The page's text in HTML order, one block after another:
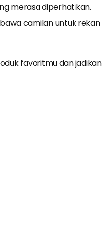
merasa diperhatikan.
camilan untuk rekan
favoritmu dan jadikan